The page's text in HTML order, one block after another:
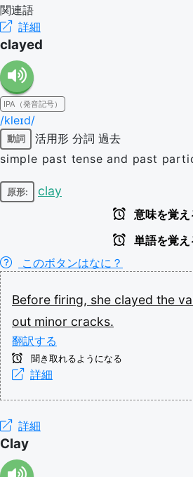
関連語
詳細
clayed
IPA（発音記号）
/kleɪd/
動詞 活用形 分詞 過去
simple past tense and past
原形: clay
意味を覚え
単語を覚え
このボタンはなに？
Before firing, she clayed the
out minor cracks.
翻訳する
聞き取れるようになる
詳細
詳細
Clay